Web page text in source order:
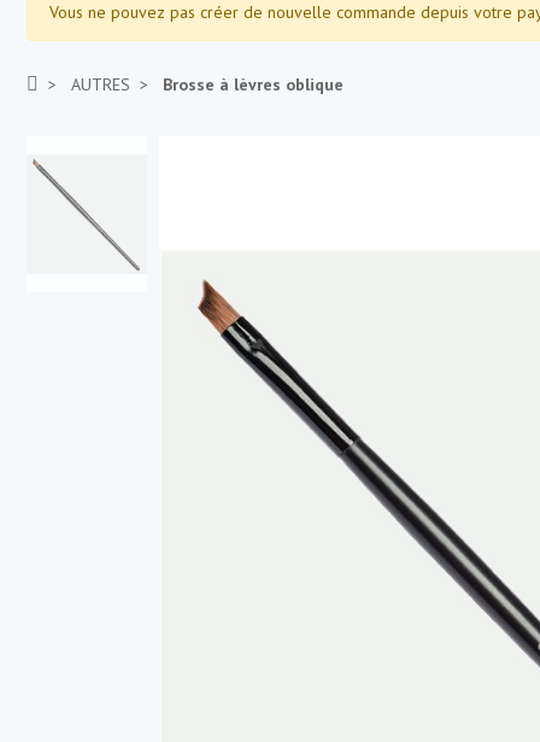
Vous ne pouvez pas créer de nouvelle commande depuis votre
AUTRES Brosse à lèvres oblique